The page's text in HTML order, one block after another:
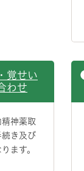
覚せい
わせ
神薬取
続き及び
ます。